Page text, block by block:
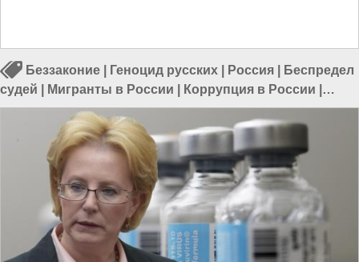
Беззаконие Геноцид русских Россия
Беспредел
судей
Мигранты в России Коррупция в России
Геноцид в России